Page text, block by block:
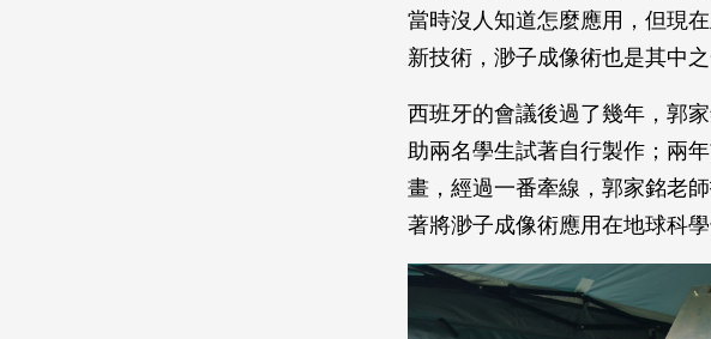
當時沒人知道怎麼應用，但現
新技術，渺子成像術也是其中之
西班牙的會議後過了幾年，郭
助兩名學生試著自行製作；兩
畫，經過一番牽線，郭家銘老
著將渺子成像術應用在地球科學